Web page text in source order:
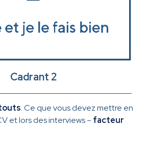
Cadrant 2
. Ce que vous devez mettre en
et lors des interviews – facteur